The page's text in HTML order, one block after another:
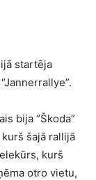
startēja
bija “Škoda”
šajā rallijā
kurš
otro vietu,